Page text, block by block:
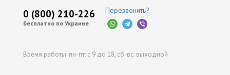
Скачать Patch-dlya-podklyucheniya-bloka-upravleniya-
Каталоги:
0 (800) 210-226
бесплатно по Украине
Перезвонить?
Время работы: пн-пт: с 9 до 18, сб-вс: выходной